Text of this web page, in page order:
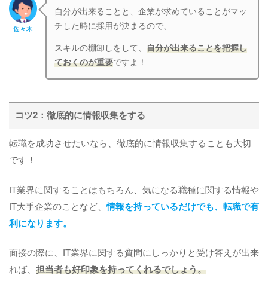
佐々木
自分が出来ることと、企業が求めていることがマッ
チした時に採用が決まるので、
スキルの棚卸しをして、自分が出来ることを把握し
ておくのが重要ですよ！
コツ2：徹底的に情報収集をする
転職を成功させたいなら、徹底的に情報収集することも大切
です！
IT業界に関することはもちろん、気になる職種に関する情報や
IT大手企業のことなど、情報を持っているだけでも、転職で有
利になります。
面接の際に、IT業界に関する質問にしっかりと受け答えが出来
れば、 担当者も好印象を持ってくれるでしょう。